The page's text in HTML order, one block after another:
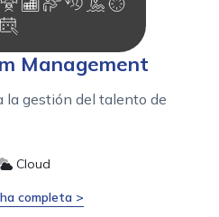
Management
la gestión del talento de
Cloud
completa >